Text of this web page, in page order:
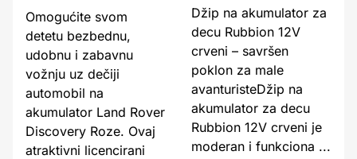
Omogućite svom
detetu bezbednu,
udobnu i zabavnu
vožnju uz dečiji
automobil na
akumulator Land Rover
Discovery Roze. Ovaj
atraktivni licencirani
Džip na akumulator za
decu Rubbion 12V
crveni – savršen
poklon za male
avanturisteDžip na
akumulator za decu
Rubbion 12V crveni je
moderan i funkciona ...